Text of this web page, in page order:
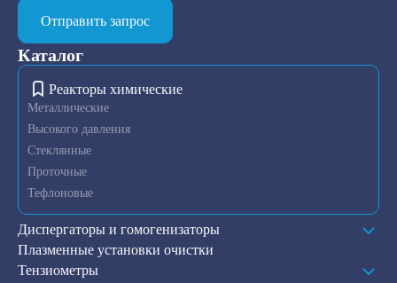
Отправить запрос
Каталог
Реакторы химические
Металлические
Высокого давления
Стеклянные
Проточные
Тефлоновые
Диспергаторы и гомогенизаторы
Плазменные установки очистки
Тензиометры